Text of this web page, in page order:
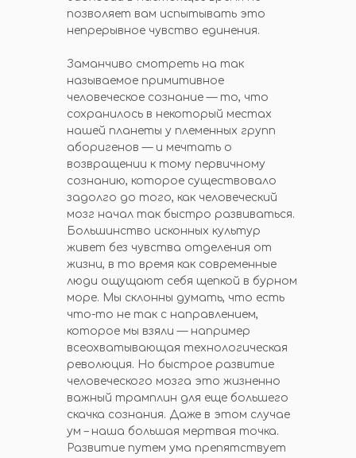
позволяет вам испытывать это
непрерывное чувство единения.
Заманчиво смотреть на так
называемое примитивное
человеческое сознание — то, что
сохранилось в некоторый местах
нашей планеты у племенных групп
аборигенов — и мечтать о
возвращении к тому первичному
сознанию, которое существовало
задолго до того, как человеческий
мозг начал так быстро развиваться.
Большинство исконных культур
живет без чувства отделения от
жизни, в то время как современные
люди ощущают себя щепкой в бурном
море. Мы склонны думать, что есть
что-то не так с направлением,
которое мы взяли — например
всеохватывающая технологическая
революция. Но быстрое развитие
человеческого мозга это жизненно
важный трамплин для еще большего
скачка сознания. Даже в этом случае
ум – наша большая мертвая точка.
Развитие путем ума препятствует